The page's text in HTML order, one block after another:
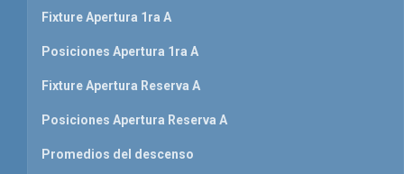
Fixture Apertura 1ra A
Posiciones Apertura 1ra A
Fixture Apertura Reserva A
Posiciones Apertura Reserva A
Promedios del descenso